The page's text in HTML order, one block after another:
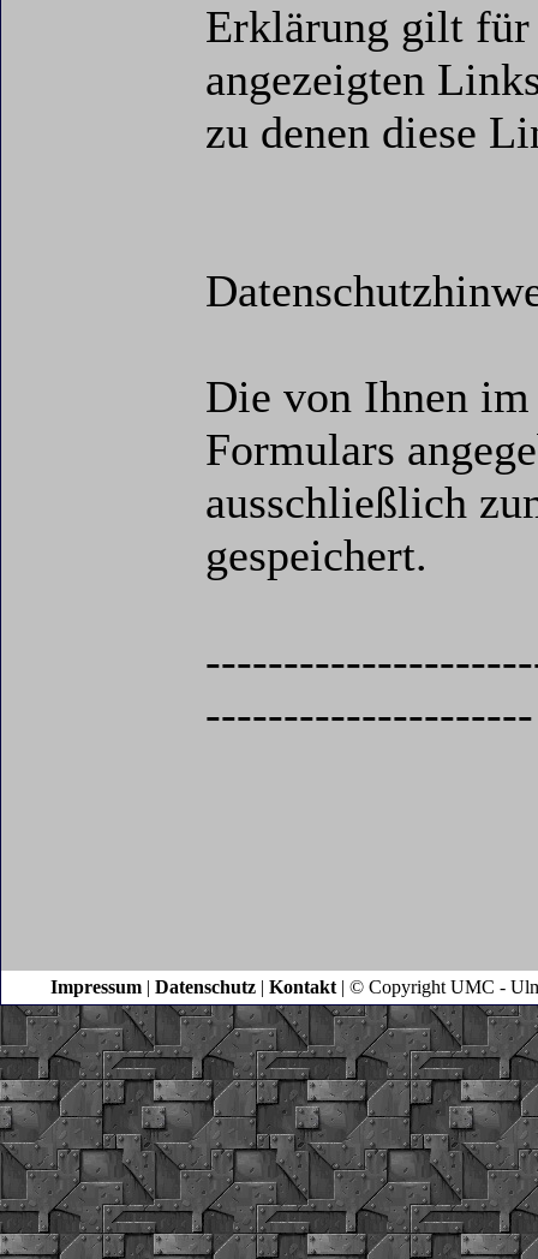
Erklärung gilt für
angezeigten
zu denen diese
Die von Ihnen
Formulars
ausschließlich
gespeichert.
---------------------
Impressum | Datenschutz | Kontakt | © Copyright UMC -